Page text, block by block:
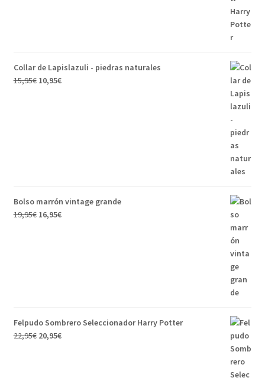
Collar de Lapislazuli - piedras naturales
15,95€ 10,95€
Bolso marrón vintage grande
19,95€ 16,95€
Felpudo Sombrero Seleccionador Harry Potter
22,95€ 20,95€